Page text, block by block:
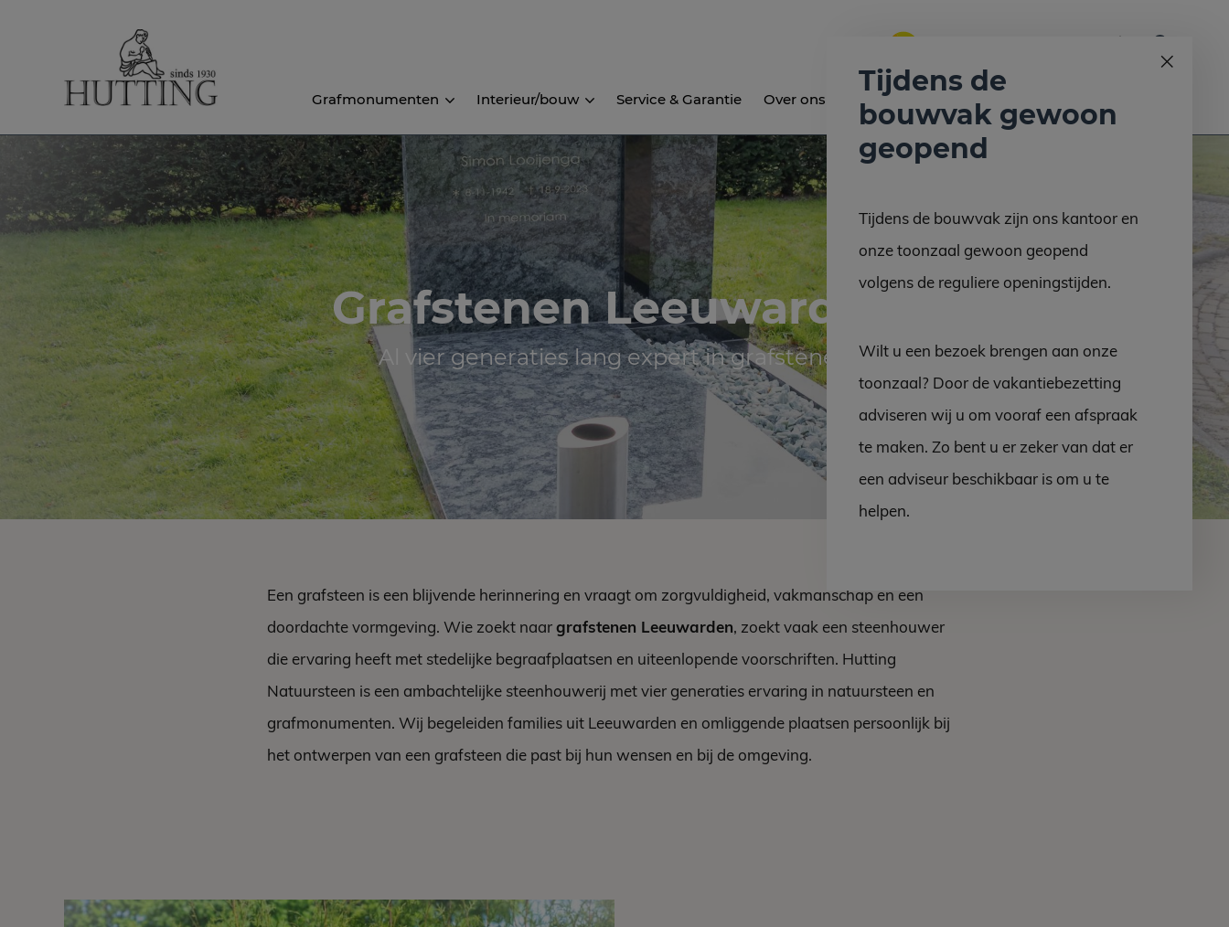
Grafmonumenten Interieur/bouw Service & Garantie Over ons Nieuws
Grafstenen Leeuwarden
Al vier generaties lang expert in grafstenen
Een grafsteen is een blijvende herinnering en vraagt om zorgvuldigheid, vakmanschap en een
doordachte vormgeving. Wie zoekt naargrafstenen Leeuwarden, zoekt vaak een steenhouwer
die ervaring heeft met stedelijke begraafplaatsen en uiteenlopende voorschriften. Hutting
Natuursteen is een ambachtelijke steenhouwerij met vier generaties ervaring in natuursteen en
grafmonumenten. Wij begeleiden families uit Leeuwarden en omliggende plaatsen persoonlijk bij
het ontwerpen van een grafsteen die past bij hun wensen en bij de omgeving.
Tijdens de
bouwvak gewoon
geopend
Tijdens de bouwvak zijn ons kantoor en
onze toonzaal gewoon geopend
volgens de reguliere openingstijden.
Wilt u een bezoek brengen aan onze
toonzaal? Door de vakantiebezetting
adviseren wij u om vooraf een afspraak
te maken. Zo bent u er zeker van dat er
een adviseur beschikbaar is om u te
helpen.